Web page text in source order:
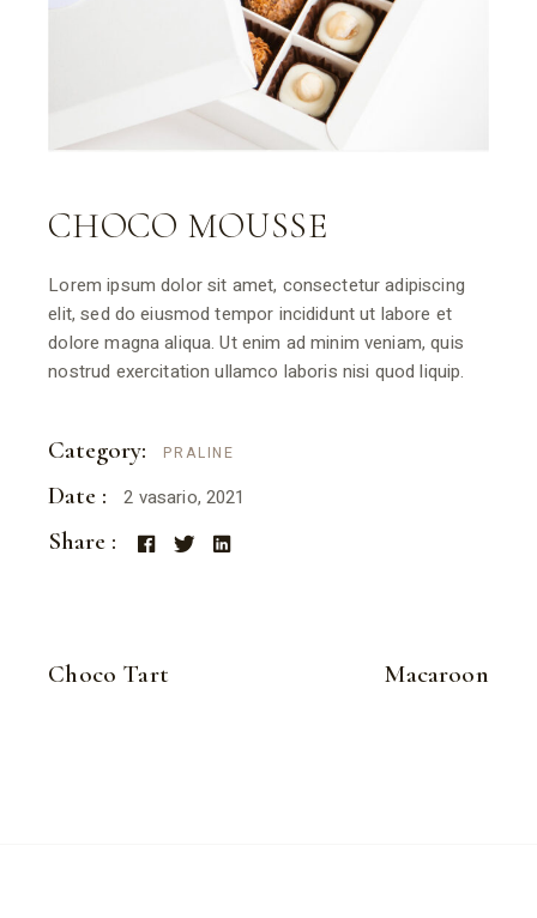
CHOCO MOUSSE
Lorem ipsum dolor sit amet, consectetur adipiscing
elit, sed do eiusmod tempor incididunt ut labore et
dolore magna aliqua. Ut enim ad minim veniam, quis
nostrud exercitation ullamco laboris nisi quod liquip.
Category: PRALINE
Date : 2 vasario, 2021
Share :
Choco Tart Macaroon